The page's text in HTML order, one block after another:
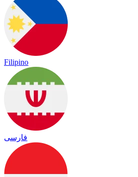
Filipino
فارسی